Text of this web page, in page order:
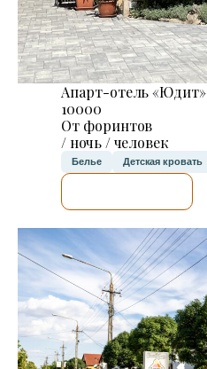
Апарт-отель «Юдит»
10000
От форинтов
/ ночь / человек
Белье Детская кровать